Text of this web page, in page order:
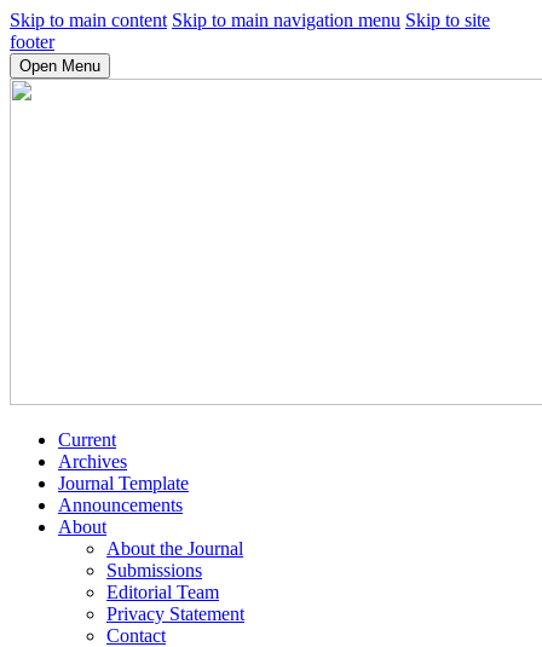
Skip to main content Skip to main navigation menu Skip to site
footer
Open Menu
Current
Archives
Journal Template
Announcements
About
About the Journal
Submissions
Editorial Team
Privacy Statement
Contact